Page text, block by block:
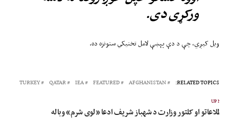
ورکړی دی.
ویل کیږي، چې د دې پېښې لامل تخنیکي ستونزه ده.
RELATED TOPICS:
AFGHANISTAN
FEATURED
IEA
QATAR
TURKEY
UP
اطلاعاتو او کلتور وزارت د شهباز شریف ادعا «لوی شرم» وباله